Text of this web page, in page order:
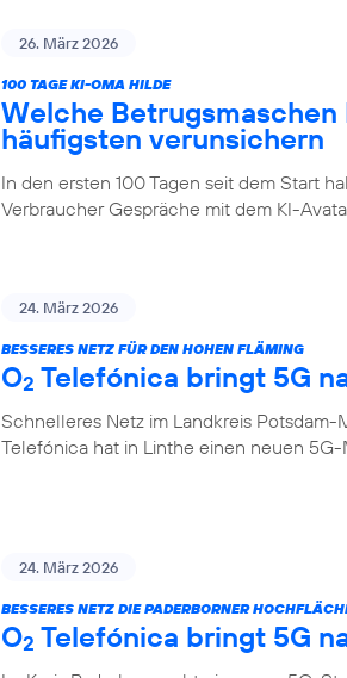
26. März 2026
100 TAGE KI-OMA HILDE
Welche
häufigsten verunsichern
In den ersten 100 Tagen seit dem Start
Verbraucher Gespräche mit dem KI-
24. März 2026
BESSERES NETZ FÜR DEN HOHEN FLÄMING
O2 Telefónica bringt 5G
Schnelleres Netz im Landkreis
Telefónica hat in Linthe einen neuen
24. März 2026
BESSERES NETZ DIE PADERBORNER
O2 Telefónica bringt 5G